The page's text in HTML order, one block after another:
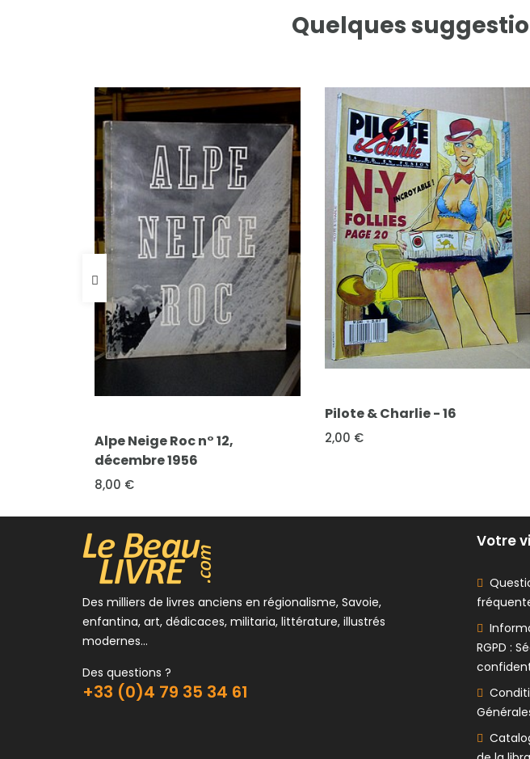
Quelques
2,00 €
FICHE COMPLÈTE
Mickey Parade, 2ème série
Des milliers de livres anciens en régionalisme, Savoie,
enfantina, art, dédicaces, militaria, littérature, illustrés
modernes...
Des questions ?
+33 (0)4 79 35 34 61
Votre
RGPD :